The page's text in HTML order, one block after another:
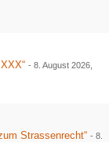
-8. August 2026,
Strassenrecht“ -8.